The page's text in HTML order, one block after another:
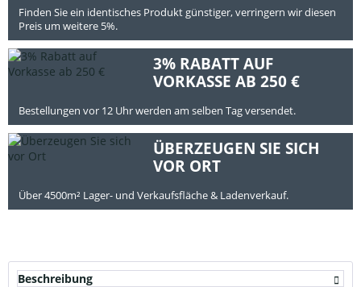
Finden Sie ein identisches Produkt günstiger, verringern wir diesen
Preis um weitere 5%.
3% RABATT AUF
VORKASSE AB 250 €
Bestellungen vor 12 Uhr werden am selben Tag versendet.
ÜBERZEUGEN SIE SICH
VOR ORT
Über 4500m² Lager- und Verkaufsfläche & Ladenverkauf.
Beschreibung